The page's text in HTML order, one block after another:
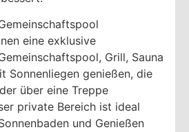
eine exklusive
Grill, Sauna
Sonnenliegen genießen, die
über eine Treppe
private Bereich ist ideal
und Genießen